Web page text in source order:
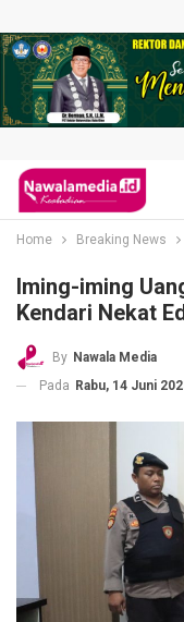
Home Breaking News
Iming-iming
Kendari Nekat
By Nawala Media
Pada Rabu, 14 Juni